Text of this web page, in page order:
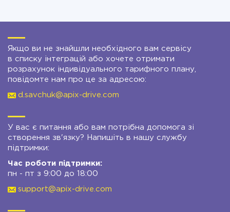
Якщо ви не знайшли необхідного вам сервісу
в списку інтеграцій або хочете отримати
розрахунок індивідуального тарифного плану,
повідомте нам про це за адресою:
d.savchuk@apix-drive.com
У вас є питання або вам потрібна допомога зі
створення зв'язку? Напишіть в нашу службу
підтримки:
Час роботи підтримки:
пн - пт з 9:00 до 18:00
support@apix-drive.com